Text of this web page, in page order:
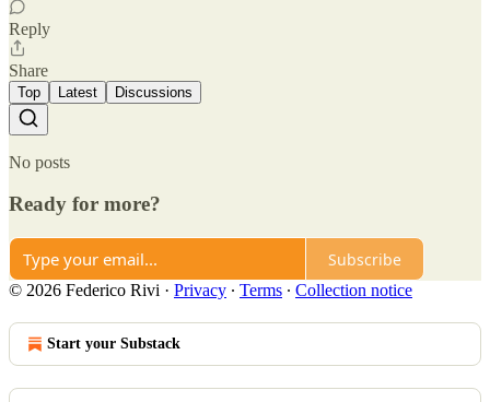
Reply
Share
Top Latest Discussions
No posts
Ready for more?
Subscribe
© 2026 Federico Rivi · Privacy ∙ Terms ∙ Collection notice
Start your Substack